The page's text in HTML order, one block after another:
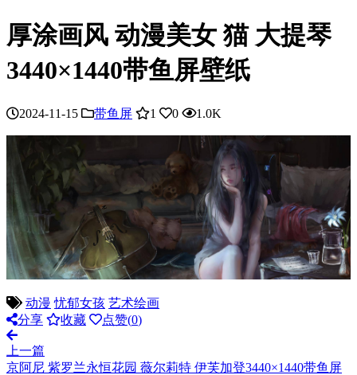
厚涂画风 动漫美女 猫 大提琴
3440×1440带鱼屏壁纸
2024-11-15 带鱼屏 1 0 1.0K
动漫 忧郁女孩 艺术绘画
分享
收藏 点赞(0)
上一篇
京阿尼 紫罗兰永恒花园 薇尔莉特 伊芙加登3440×1440带鱼屏